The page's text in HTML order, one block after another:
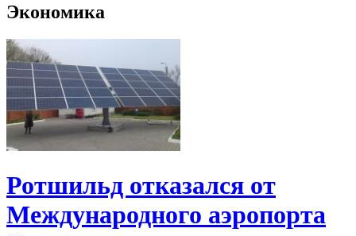
Экономика
Ротшильд отказался от
Международного аэропорта